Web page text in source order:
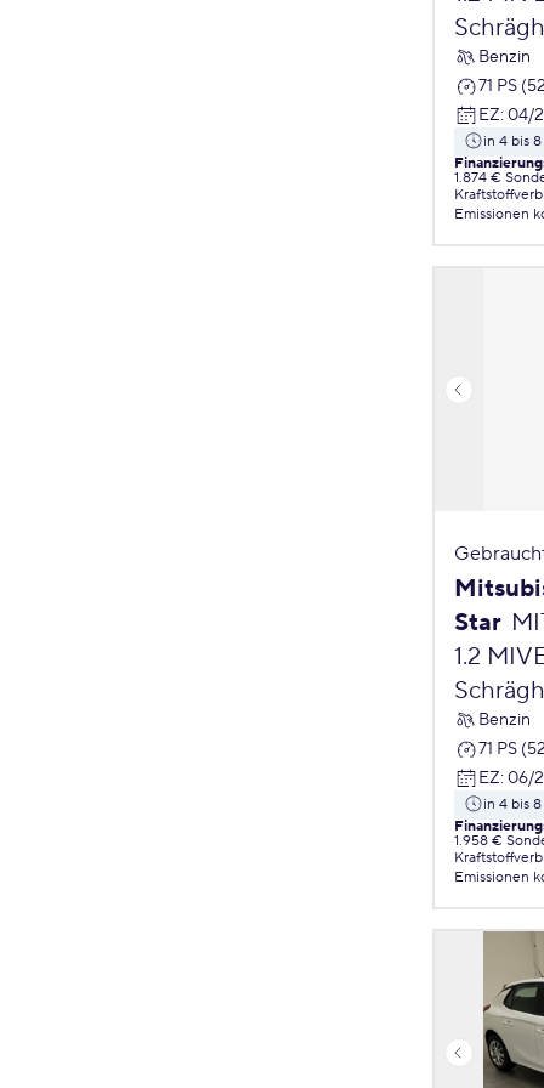
Benzin
71 PS
EZ: 04/
in 4 bis
1.874 €
Emissionen
Star
1.2
Benzin
71 PS
EZ: 06/
in 4 bis
1.958 €
Emissionen